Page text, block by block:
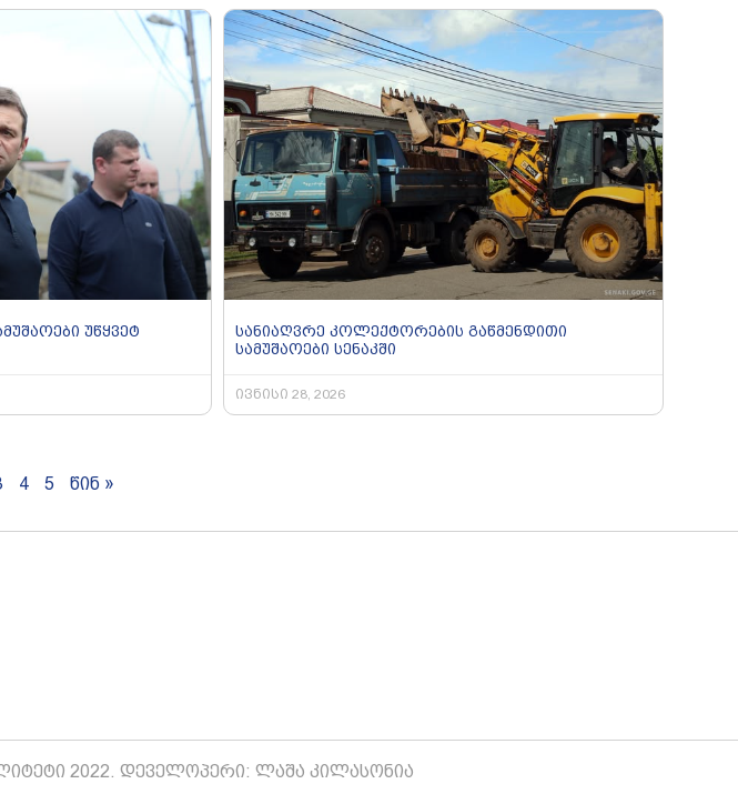
უწყვეტ
სანიაღვრე კოლექტორების გაწმენდითი
სამუშაოები სენაკში
ივნისი 28, 2026
4 5 წინ »
2022. დეველოპერი: ლაშა კილასონია